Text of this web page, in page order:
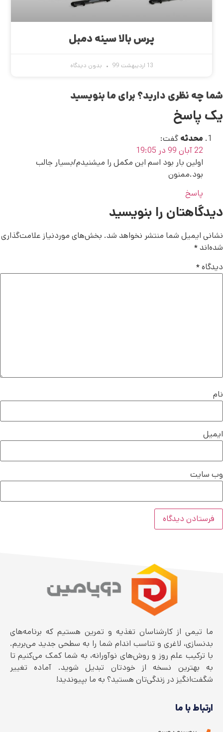
پرس بالا سینه دمبل
13 اردیبهشت 99 بدون دیدگاه
شما چه نظری دارید؟ برای ما بنویسید
یک پاسخ
محدثه گفت:
22 آبان 99 در 19:05
اولین بار بود اسم این مکمل را میشنیدم/بسیار جالب
بود.ممنون
پاسخ
دیدگاهتان را بنویسید
نشانی ایمیل شما منتشر نخواهد شد. بخش‌های موردنیاز علامت‌گذاری
شده‌اند*
دیدگاه*
نام
ایمیل
وب‌ سایت
ما تیمی از کارشناسان تغذیه و تمرین هستیم که برنامه‌های
بدنسازی، لاغری و تناسب اندام شما را به سطحی جدید می‌بریم.
با ترکیب علم روز و روش‌های نوآورانه، به شما کمک می‌کنیم تا
به بهترین نسخه از خودتان تبدیل شوید. آماده تغییر
شگفت‌انگیز در زندگی‌تان هستید؟ به ما بپیوندید!
ارتباط با ما